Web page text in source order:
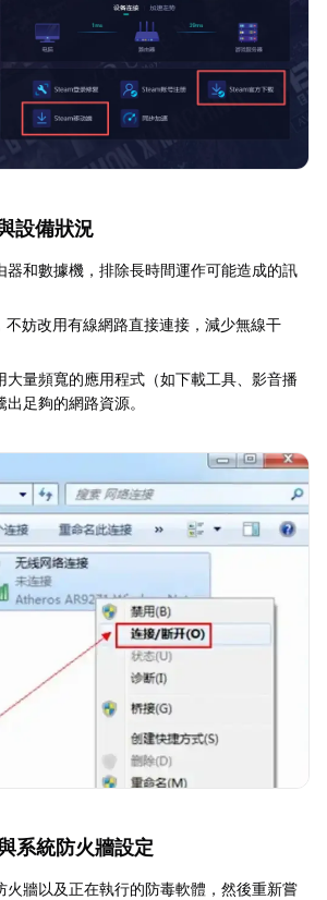
設備狀況
器和數據機，排除長時間運作可能造成的訊
不妨改用有線網路直接連接，減少無線干
大量頻寬的應用程式（如下載工具、影音播
足夠的網路資源。
系統防火牆設定
火牆以及正在執行的防毒軟體，然後重新嘗